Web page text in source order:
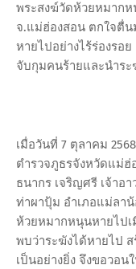
พระสงฆ์วัดห้วยหมาก
จ.แม่ฮ่องสอน ตกใจตื่น
หายไปอย่างไร้ร่องรอ
จับกุมคนร้ายและนำร
เมื่อวันที่ 7 ตุลาคม
ตำรวจภูธรจังหวัดแม่ฮ่
ธนากร เจริญศรี เจ้าอ
ท่าผาปุ้ม อำเภอแม่ลา
ห้วยหมากหนุนหายไปเ
พบว่าระฆังได้หายไป
เป็นอย่างยิ่ง จึงขอวอน